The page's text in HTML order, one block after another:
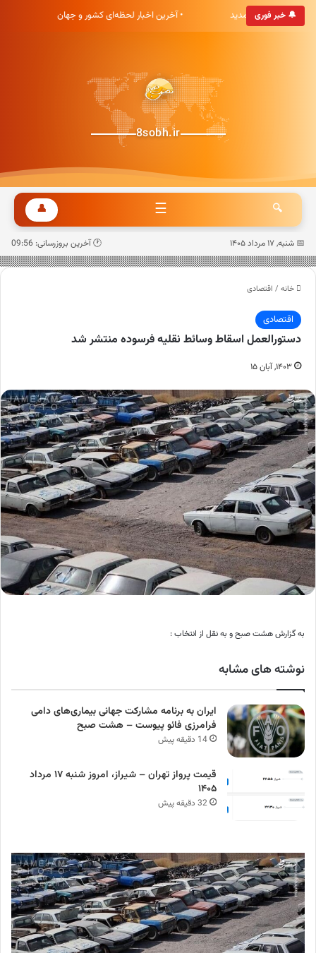
🔔 خبر فوری
هشت صبح خوش آمدید • آخرین اخبار لحظه‌ای کشور و جهان
8sobh.ir
🔍
☰
👤
📅 شنبه, ۱۷ مرداد ۱۴۰۵ 🕐 آخرین بروزرسانی: 09:56
خانه / اقتصادی
اقتصادی
دستورالعمل اسقاط وسائط نقلیه فرسوده منتشر شد
۱۴۰۳, آبان ۱۵
به گزارش هشت صبح و به نقل از انتخاب :
نوشته های مشابه
ایران به برنامه مشارکت جهانی بیماری‌های دامی
فرامرزی فائو پیوست – هشت صبح
14 دقیقه پیش
قیمت پرواز تهران – شیراز، امروز شنبه ۱۷ مرداد
۱۴۰۵
32 دقیقه پیش